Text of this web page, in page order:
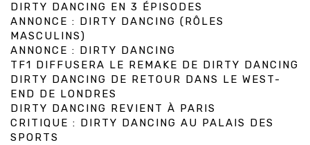
DIRTY DANCING EN 3 ÉPISODES
ANNONCE : DIRTY DANCING (RÔLES
MASCULINS)
ANNONCE : DIRTY DANCING
TF1 DIFFUSERA LE REMAKE DE DIRTY DANCING
DIRTY DANCING DE RETOUR DANS LE WEST-
END DE LONDRES
DIRTY DANCING REVIENT À PARIS
CRITIQUE : DIRTY DANCING AU PALAIS DES
SPORTS